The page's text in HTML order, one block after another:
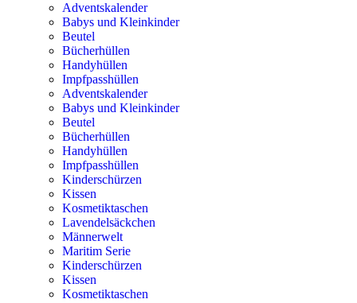
Adventskalender
Babys und Kleinkinder
Beutel
Bücherhüllen
Handyhüllen
Impfpasshüllen
Adventskalender
Babys und Kleinkinder
Beutel
Bücherhüllen
Handyhüllen
Impfpasshüllen
Kinderschürzen
Kissen
Kosmetiktaschen
Lavendelsäckchen
Männerwelt
Maritim Serie
Kinderschürzen
Kissen
Kosmetiktaschen